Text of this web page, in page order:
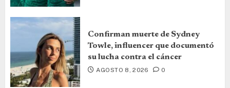
Confirman muerte de Sydney
Towle, influencer que documentó
su lucha contra el cáncer
AGOSTO 8, 2026 0